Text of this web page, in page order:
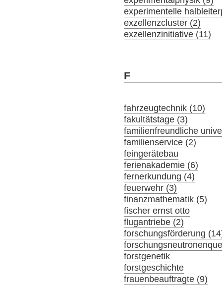
experimentelle
exzellenzcluster (2)
exzellenzinitiative (11)
F
fahrzeugtechnik (10)
fakultätstage (3)
familienfreundliche
familienservice (2)
feingerätebau
ferienakademie (6)
fernerkundung (4)
feuerwehr (3)
finanzmathematik (5)
fischer ernst otto
flugantriebe (2)
forschungsförderung
forstgenetik
forstgeschichte
frauenbeauftragte (9)